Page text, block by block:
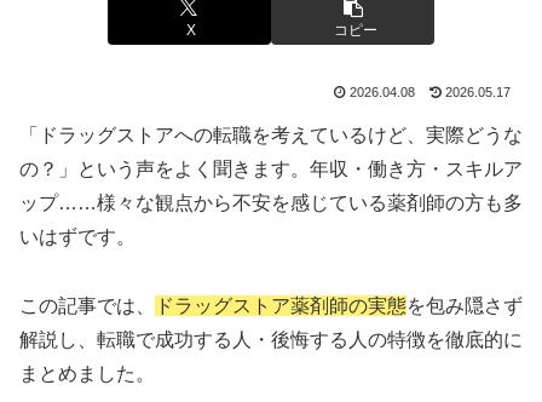
X コピー
2026.04.08 2026.05.17
「ドラッグストアへの転職を考えているけど、実際どうな
の？」という声をよく聞きます。年収・働き方・スキルア
ップ……様々な観点から不安を感じている薬剤師の方も多
いはずです。
この記事では、 ドラッグストア薬剤師の実態を包み隠さず
解説し、転職で成功する人・後悔する人の特徴を徹底的に
まとめました。